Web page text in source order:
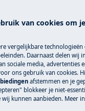
van cookies om
vergelijkbare
Daarnaast delen wij
sociale media, advertenties
ons gebruik van cookies.
afstemmen en je
blokkeer je niet-
kunnen aanbieden. Meer